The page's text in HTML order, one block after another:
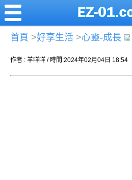
首頁 >好享生活 >心靈-成長
作者 : 羊咩咩 / 時間:2024年02月04日 18:54